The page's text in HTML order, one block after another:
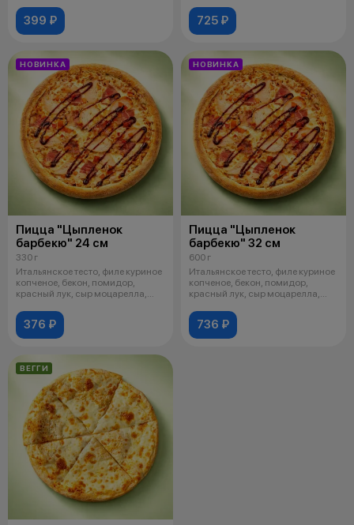
399 ₽ 725 ₽
НОВИНКА
Пицца "Цыпленок
барбекю" 24 см
330 г
Итальянское тесто, филе куриное
копченое, бекон, помидор,
красный лук, сыр моцарелла,
376 ₽
НОВИНКА
Пицца "Цыпленок
барбекю" 32 см
600 г
Итальянское тесто, филе куриное
копченое, бекон, помидор,
красный лук, сыр моцарелла,
736 ₽
ВЕГГИ